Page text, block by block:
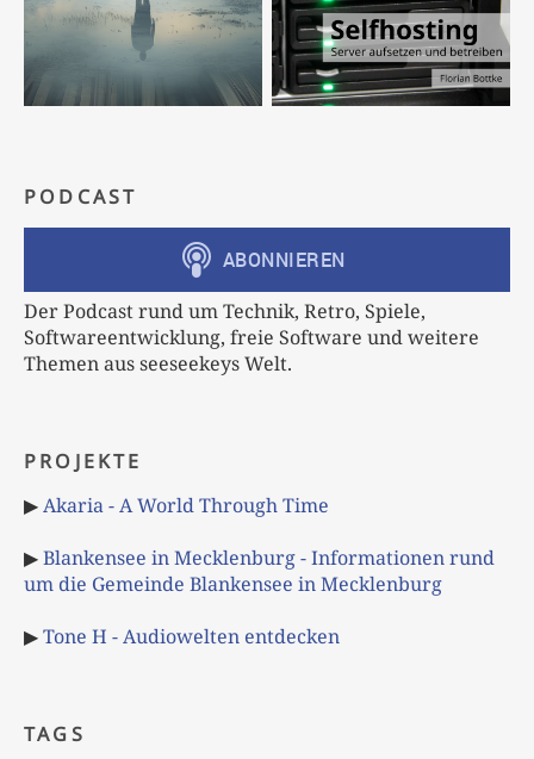
PODCAST
Der Podcast rund um Technik, Retro, Spiele,
Softwareentwicklung, freie Software und weitere
Themen aus seeseekeys Welt.
PROJEKTE
▶Akaria - A World Through Time
▶Blankensee in Mecklenburg - Informationen rund
um die Gemeinde Blankensee in Mecklenburg
▶Tone H - Audiowelten entdecken
TAGS